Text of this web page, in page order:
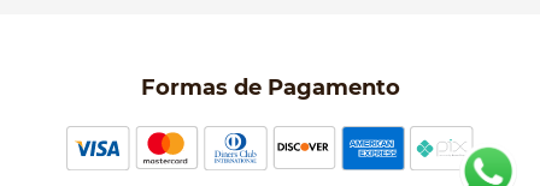
Política de Privacidade
Perguntas frequentes
Formas de Pagamento